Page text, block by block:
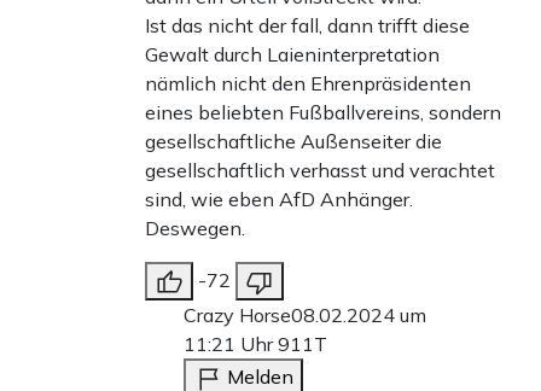
Ist das nicht der fall, dann trifft diese
Gewalt durch Laieninterpretation
nämlich nicht den Ehrenpräsidenten
eines beliebten Fußballvereins, sondern
gesellschaftliche Außenseiter die
gesellschaftlich verhasst und verachtet
sind, wie eben AfD Anhänger.
Deswegen.
-72
Crazy Horse08.02.2024 um
11:21 Uhr911T
Melden